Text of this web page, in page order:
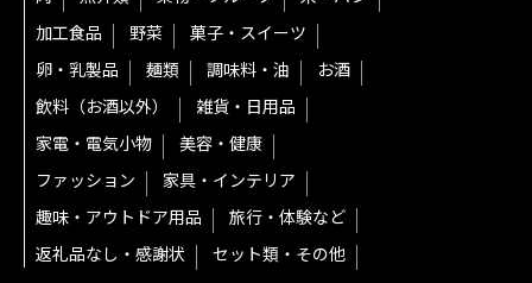
加工食品
野菜
菓子・スイーツ
卵・乳製品
麺類 調味料・油
お酒
飲料（お酒以外）
雑貨・日用品
家電・電気小物
美容・健康
ファッション
家具・インテリア
趣味・アウトドア用品
旅行・体験など
返礼品なし・感謝状
セット類・その他